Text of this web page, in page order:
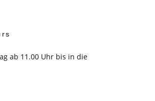
ab 11.00 Uhr bis in die